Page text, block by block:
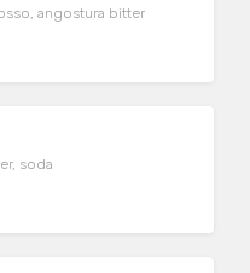
angostura bitter
soda